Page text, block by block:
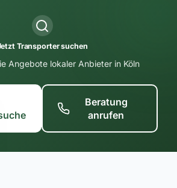
Transporter suchen
Angebote lokaler Anbieter in Köln
Beratung
anrufen